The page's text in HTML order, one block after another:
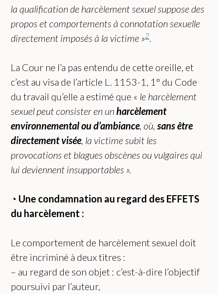
la qualification de harcèlement sexuel suppose des
propos et comportements à connotation sexuelle
directement imposés à la victime »2.
La Cour ne l’a pas entendu de cette oreille, et
c’est au visa de l’article L. 1153-1, 1° du Code
du travail qu’elle a estimé que « le harcèlement
sexuel peut consister en un harcèlement
environnemental ou d’ambiance, où, sans être
directement visée, la victime subit les
provocations et blagues obscènes ou vulgaires qui
lui deviennent insupportables ».
◔ Une condamnation au regard des EFFETS
du harcèlement :
Le comportement de harcèlement sexuel doit
être incriminé à deux titres :
– au regard de son objet : c’est-à-dire l’objectif
poursuivi par l’auteur,